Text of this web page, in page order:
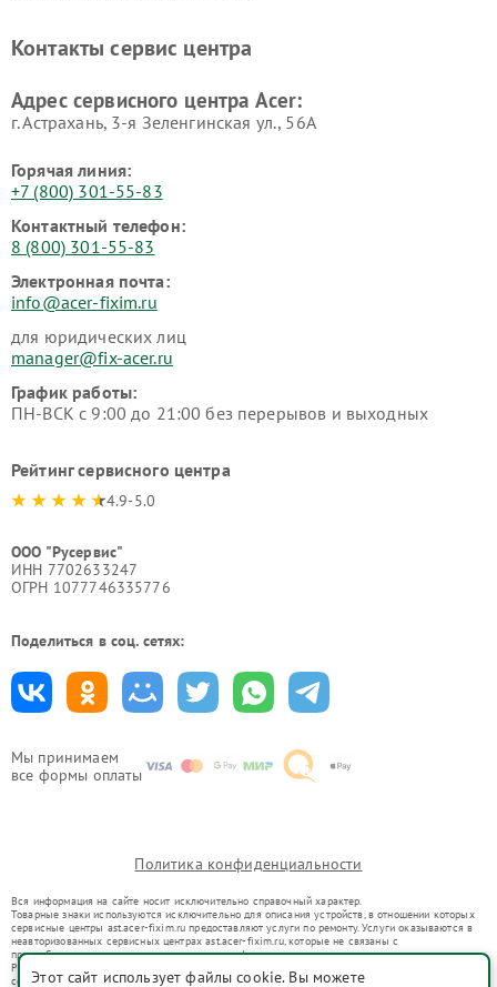
Мы принимаем
все формы оплаты
Контакты сервис центра
Адрес сервисного центра Acer:
г. Астрахань, 3-я Зеленгинская ул., 56А
Горячая линия:
+7 (800) 301-55-83
Контактный телефон:
8 (800) 301-55-83
Электронная почта:
info@acer-fixim.ru
для юридических лиц
manager@fix-acer.ru
График работы:
ПН-ВСК с 9:00 до 21:00 без перерывов и выходных
Рейтинг сервисного центра
4.9-5.0
ООО "Русервис"
ИНН 7702633247
ОГРН 1077746335776
Поделиться в соц. сетях:
Политика конфиденциальности
Вся информация на сайте носит исключительно справочный характер.
Товарные знаки используются исключительно для описания устройств, в отношении которых
сервисные центры ast.acer-fixim.ru предоставляют услуги по ремонту. Услуги оказываются в
неавторизованных сервисных центрах ast.acer-fixim.ru, которые не связаны с
правообладателями товарных знаков или их официальными представителями.
Ремонт осуществляется для устройств, уже введенных в гражданский оборот в соответствии
со статьей 1487 ГК РФ.
Этот сайт использует файлы cookie. Вы можете